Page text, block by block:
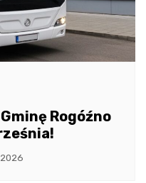
Rogóźno